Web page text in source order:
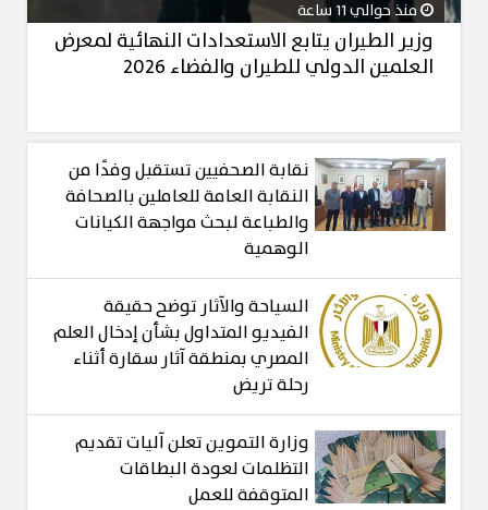
منذ حوالي 11 ساعة
وزير الطيران يتابع الاستعدادات النهائية لمعرض
العلمين الدولي للطيران والفضاء 2026
نقابة الصحفيين تستقبل وفدًا من
النقابة العامة للعاملين بالصحافة
والطباعة لبحث مواجهة الكيانات
الوهمية
السياحة والآثار توضح حقيقة
الفيديو المتداول بشأن إدخال العلم
المصري بمنطقة آثار سقارة أثناء
رحلة تريض
وزارة التموين تعلن آليات تقديم
التظلمات لعودة البطاقات
المتوقفة للعمل